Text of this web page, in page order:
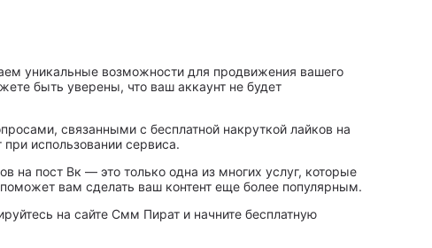
уникальные возможности для продвижения вашего
быть уверены, что ваш аккаунт не будет
связанными с бесплатной накруткой лайков на
использовании сервиса.
на пост Вк — это только одна из многих услуг, которые
вам сделать ваш контент еще более популярным.
на сайте Смм Пират и начните бесплатную